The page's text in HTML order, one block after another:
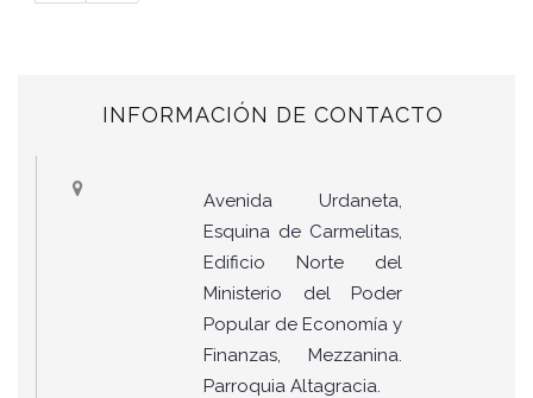
INFORMACIÓN DE CONTACTO
Avenida Urdaneta,
Esquina de Carmelitas,
Edificio Norte del
Ministerio del Poder
Popular de Economía y
Finanzas, Mezzanina.
Parroquia Altagracia.